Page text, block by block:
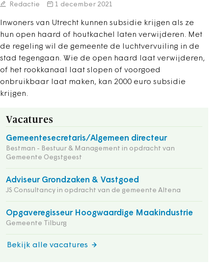
Redactie 1 december 2021
Inwoners van Utrecht kunnen subsidie krijgen als ze
hun open haard of houtkachel laten verwijderen. Met
de regeling wil de gemeente de luchtvervuiling in de
stad tegengaan. Wie de open haard laat verwijderen,
of het rookkanaal laat slopen of voorgoed
onbruikbaar laat maken, kan 2000 euro subsidie
krijgen.
Vacatures
Gemeentesecretaris/Algemeen directeur
Bestman - Bestuur & Management in opdracht van
Gemeente Oegstgeest
Adviseur Grondzaken & Vastgoed
JS Consultancy in opdracht van de gemeente Altena
Opgaveregisseur Hoogwaardige Maakindustrie
Gemeente Tilburg
Bekijk alle vacatures